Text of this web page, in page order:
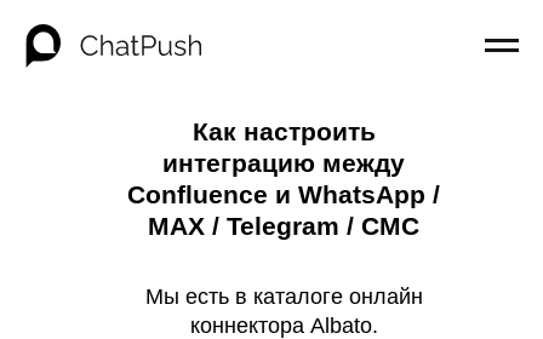
Как настроить
интеграцию между
Confluence и WhatsApp /
MAX / Telegram / СМС
Мы есть в каталоге онлайн
коннектора Albato.